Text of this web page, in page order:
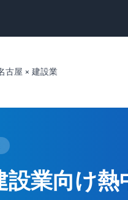
古屋 × 建設業
設業向け熱